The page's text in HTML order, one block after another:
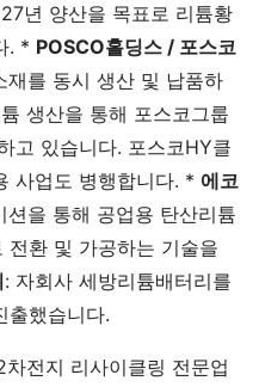
년 양산을 목표로 리튬황
. * POSCO홀딩스 / 포스코
를 동시 생산 및 납품하
생산을 통해 포스코그룹
고 있습니다. 포스코HY클
사업도 병행합니다. * 에코
을 통해 공업용 탄산리튬
전환 및 가공하는 기술을
: 자회사 세방리튬배터리를
출했습니다.
차전지 리사이클링 전문업